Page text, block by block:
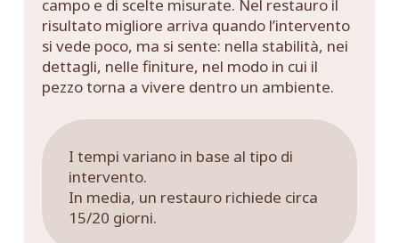
campo e di scelte misurate. Nel restauro il
risultato migliore arriva quando l’intervento
si vede poco, ma si sente: nella stabilità, nei
dettagli, nelle finiture, nel modo in cui il
pezzo torna a vivere dentro un ambiente.
I tempi variano in base al tipo di
intervento.
In media, un restauro richiede circa
15/20 giorni.